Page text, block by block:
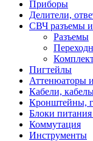
Приборы
Делители,
СВЧ разъемы
Разъемы
Пигтейлы
Аттенюаторы
Кабели,
Кронштейны,
Блоки
Коммутация
Инструменты